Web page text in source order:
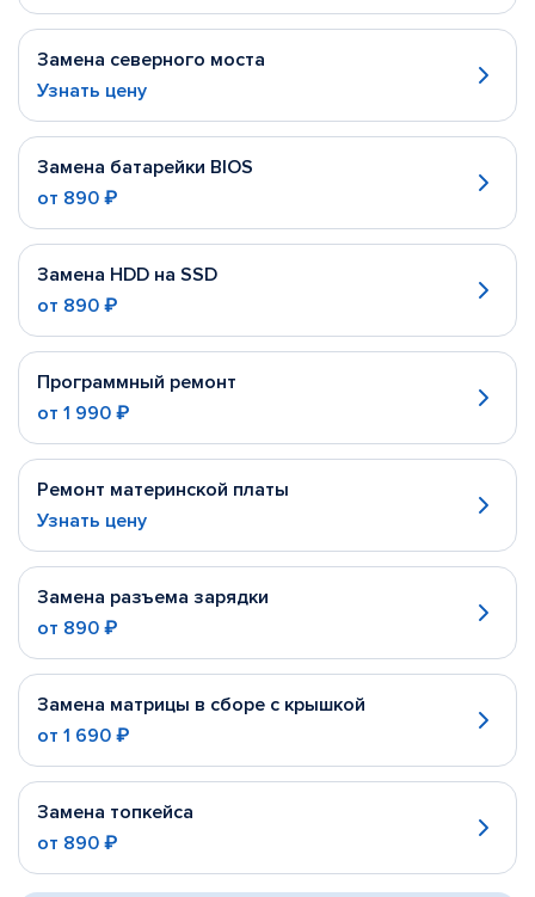
Замена северного моста
Узнать цену
Замена батарейки BIOS
от 890 ₽
Замена HDD на SSD
от 890 ₽
Программный ремонт
от 1 990 ₽
Ремонт материнской платы
Узнать цену
Замена разъема зарядки
от 890 ₽
Замена матрицы в сборе с крышкой
от 1 690 ₽
Замена топкейса
от 890 ₽